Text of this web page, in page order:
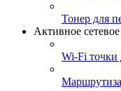
Тонер для
Активное сетевое
Wi-Fi точки